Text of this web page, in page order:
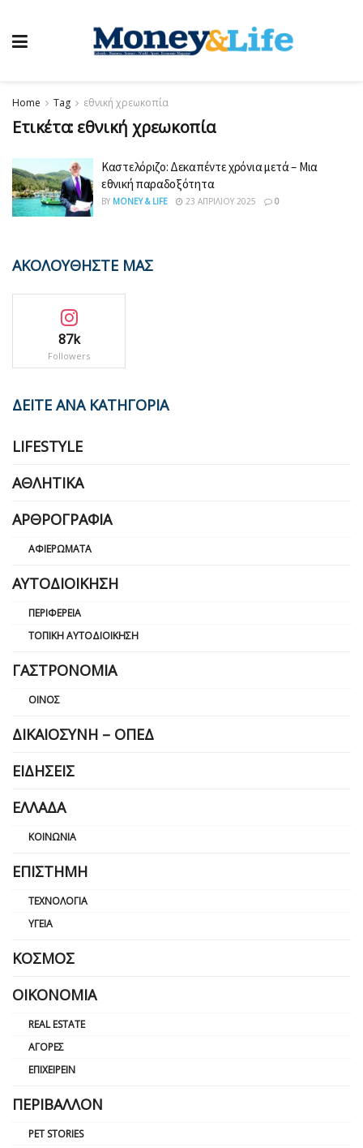
Home Tag εθνική χρεωκοπία
Ετικέτα: εθνική χρεωκοπία
Καστελόριζο: Δεκαπέντε χρόνια μετά – Μια
εθνική παραδοξότητα
BY MONEY & LIFE 23 ΑΠΡΙΛΊΟΥ 2025 0
ΑΚΟΛΟΥΘΗΣΤΕ ΜΑΣ
87k
Followers
ΔΕΙΤΕ ΑΝΑ ΚΑΤΗΓΟΡΙΑ
LIFESTYLE
ΑΘΛΗΤΙΚΆ
ΑΡΘΡΟΓΡΑΦΊΑ
ΑΦΙΕΡΏΜΑΤΑ
ΑΥΤΟΔΙΟΊΚΗΣΗ
ΠΕΡΙΦΈΡΕΙΑ
ΤΟΠΙΚΉ ΑΥΤΟΔΙΟΊΚΗΣΗ
ΓΑΣΤΡΟΝΟΜΊΑ
ΟΊΝΟΣ
ΔΙΚΑΙΟΣΎΝΗ – ΟΠΕΔ
ΕΙΔΉΣΕΙΣ
ΕΛΛΆΔΑ
ΚΟΙΝΩΝΊΑ
ΕΠΙΣΤΉΜΗ
ΤΕΧΝΟΛΟΓΊΑ
ΥΓΕΊΑ
ΚΌΣΜΟΣ
ΟΙΚΟΝΟΜΊΑ
REAL ESTATE
ΑΓΟΡΈΣ
ΕΠΙΧΕΙΡΕΊΝ
ΠΕΡΙΒΆΛΛΟΝ
PET STORIES